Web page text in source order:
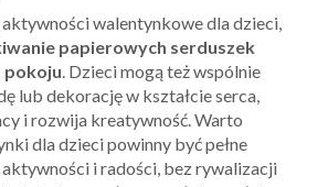
aktywności walentynkowe dla dzieci,
papierowych serduszek
pokoju. Dzieci mogą też wspólnie
lub dekorację w kształcie serca,
i rozwija kreatywność. Warto
dla dzieci powinny być pełne
i radości, bez rywalizacji